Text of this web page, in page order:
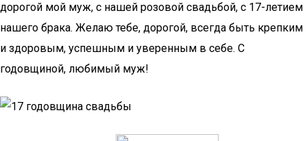
дорогой мой муж, с нашей розовой свадьбой, с 17-летием
нашего брака. Желаю тебе, дорогой, всегда быть крепким
и здоровым, успешным и уверенным в себе. С
годовщиной, любимый муж!